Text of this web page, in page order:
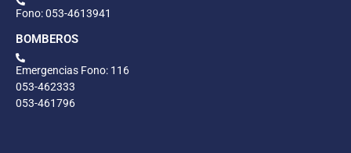
Fono: 053-4613941
BOMBEROS
Emergencias Fono: 116
053-462333
053-461796